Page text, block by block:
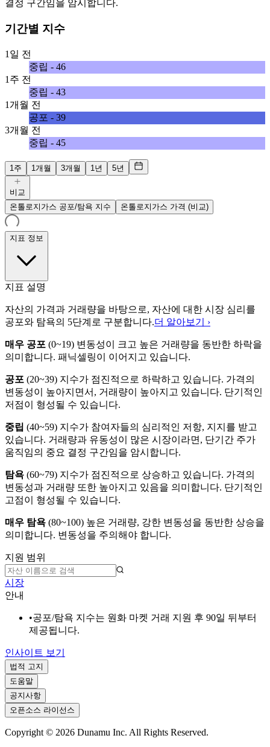
결정 구간임을 암시합니다.
기간별 지수
1일 전
중립 - 46
1주 전
중립 - 43
1개월 전
공포 - 39
3개월 전
중립 - 45
1주 1개월 3개월 1년 5년
비교
온톨로지가스 공포/탐욕 지수
온톨로지가스 가격 (비교)
지표 정보
지표 설명
자산의 가격과 거래량을 바탕으로, 자산에 대한 시장 심리를
공포와 탐욕의 5단계로 구분합니다.더 알아보기 ›
매우 공포 (0~19) 변동성이 크고 높은 거래량을 동반한 하락을
의미합니다. 패닉셀링이 이어지고 있습니다.
공포 (20~39) 지수가 점진적으로 하락하고 있습니다. 가격의
변동성이 높아지면서, 거래량이 높아지고 있습니다. 단기적인
저점이 형성될 수 있습니다.
중립 (40~59) 지수가 참여자들의 심리적인 저항, 지지를 받고
있습니다. 거래량과 유동성이 많은 시장이라면, 단기간 주가
움직임의 중요 결정 구간임을 암시합니다.
탐욕 (60~79) 지수가 점진적으로 상승하고 있습니다. 가격의
변동성과 거래량 또한 높아지고 있음을 의미합니다. 단기적인
고점이 형성될 수 있습니다.
매우 탐욕 (80~100) 높은 거래량, 강한 변동성을 동반한 상승을
의미합니다. 변동성을 주의해야 합니다.
지원 범위
시장
안내
•공포/탐욕 지수는 원화 마켓 거래 지원 후 90일 뒤부터
제공됩니다.
인사이트 보기
법적 고지
도움말
공지사항
오픈소스 라이선스
Copyright © 2026 Dunamu Inc. All Rights Reserved.